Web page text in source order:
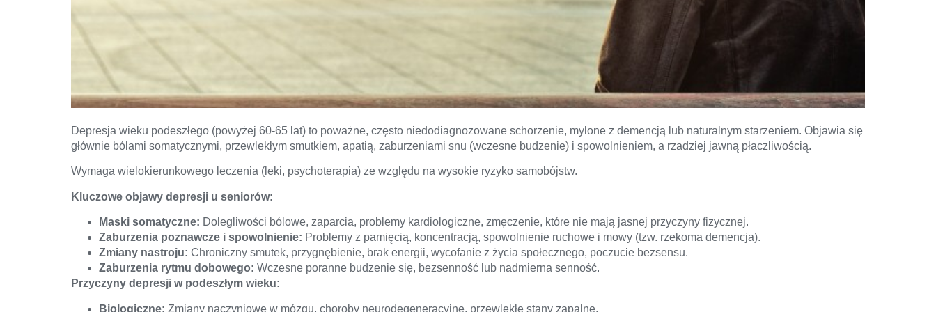
Depresja wieku podeszłego (powyżej 60-65 lat) to poważne, często niedodiagnozowane schorzenie, mylone z demencją lub naturalnym starzeniem. Objawia się
głównie bólami somatycznymi, przewlekłym smutkiem, apatią, zaburzeniami snu (wczesne budzenie) i spowolnieniem, a rzadziej jawną płaczliwością.
Wymaga wielokierunkowego leczenia (leki, psychoterapia) ze względu na wysokie ryzyko samobójstw.
Kluczowe objawy depresji u seniorów:
Maski somatyczne: Dolegliwości bólowe, zaparcia, problemy kardiologiczne, zmęczenie, które nie mają jasnej przyczyny fizycznej.
Zaburzenia poznawcze i spowolnienie: Problemy z pamięcią, koncentracją, spowolnienie ruchowe i mowy (tzw. rzekoma demencja).
Zmiany nastroju: Chroniczny smutek, przygnębienie, brak energii, wycofanie z życia społecznego, poczucie bezsensu.
Zaburzenia rytmu dobowego: Wczesne poranne budzenie się, bezsenność lub nadmierna senność.
Przyczyny depresji w podeszłym wieku:
Biologiczne: Zmiany naczyniowe w mózgu, choroby neurodegeneracyjne, przewlekłe stany zapalne.